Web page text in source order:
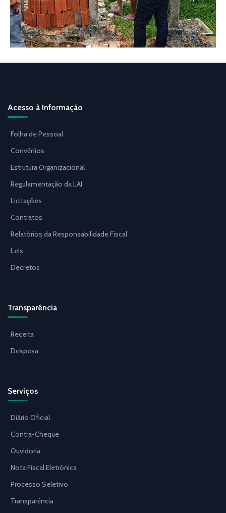
Acesso à Informação
Folha de Pessoal
Convênios
Estrutura Organizacional
Regulamentação da LAI
Licitações
Contratos
Relatórios da Responsabilidade Fiscal
Leis
Decretos
Transparência
Receita
Despesa
Serviços
Diário Oficial
Contra-Cheque
Ouvidoria
Nota Fiscal Eletrônica
Processo Seletivo
Transparência